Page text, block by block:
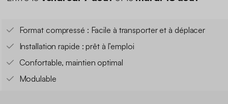
Format compressé : Facile à transporter et à déplacer
Installation rapide : prêt à l’emploi
Confortable, maintien optimal
Modulable